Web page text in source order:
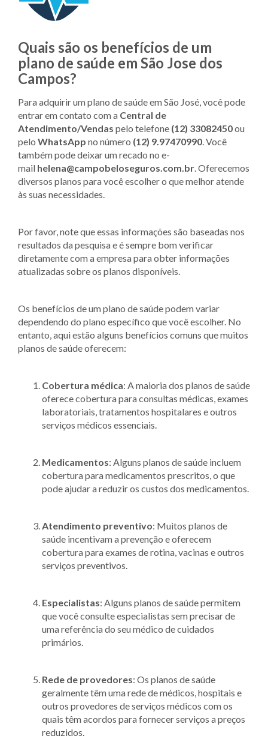
Quais são os benefícios de um
plano de saúde em São Jose dos
Campos?
Para adquirir um plano de saúde em São José, você pode
entrar em contato com a Central de
Atendimento/Vendas pelo telefone (12) 33082450ou
pelo WhatsApp no número (12) 9.97470990. Você
também pode deixar um recado no e-
mail helena@campobeloseguros.com.br. Oferecemos
diversos planos para você escolher o que melhor atende
às suas necessidades.
Por favor, note que essas informações são baseadas nos
resultados da pesquisa e é sempre bom verificar
diretamente com a empresa para obter informações
atualizadas sobre os planos disponíveis.
Os benefícios de um plano de saúde podem variar
dependendo do plano específico que você escolher. No
entanto, aqui estão alguns benefícios comuns que muitos
planos de saúde oferecem:
Cobertura médica: A maioria dos planos de saúde
oferece cobertura para consultas médicas, exames
laboratoriais, tratamentos hospitalares e outros
serviços médicos essenciais.
Medicamentos: Alguns planos de saúde incluem
cobertura para medicamentos prescritos, o que
pode ajudar a reduzir os custos dos medicamentos.
Atendimento preventivo: Muitos planos de
saúde incentivam a prevenção e oferecem
cobertura para exames de rotina, vacinas e outros
serviços preventivos.
Especialistas: Alguns planos de saúde permitem
que você consulte especialistas sem precisar de
uma referência do seu médico de cuidados
primários.
Rede de provedores: Os planos de saúde
geralmente têm uma rede de médicos, hospitais e
outros provedores de serviços médicos com os
quais têm acordos para fornecer serviços a preços
reduzidos.